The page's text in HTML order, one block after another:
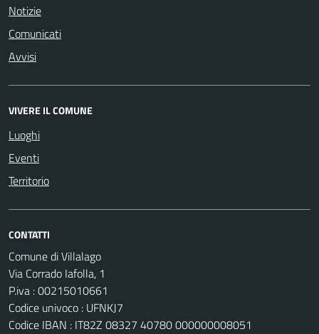
Notizie
Comunicati
Avvisi
VIVERE IL COMUNE
Luoghi
Eventi
Territorio
CONTATTI
Comune di Villalago
Via Corrado Iafolla, 1
P.iva : 00215010661
Codice univoco : UFNKJ7
Codice IBAN : IT82Z 08327 40780 000000008051